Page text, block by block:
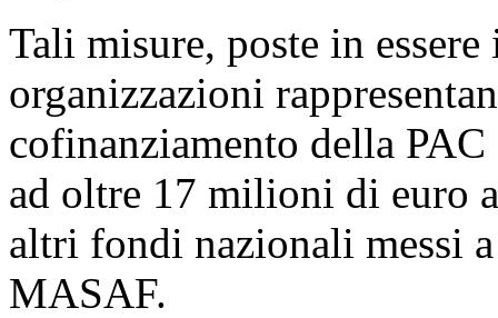
Tali misure, poste in
organizzazioni
cofinanziamento della
ad oltre 17 milioni di euro
altri fondi nazionali messi
MASAF.